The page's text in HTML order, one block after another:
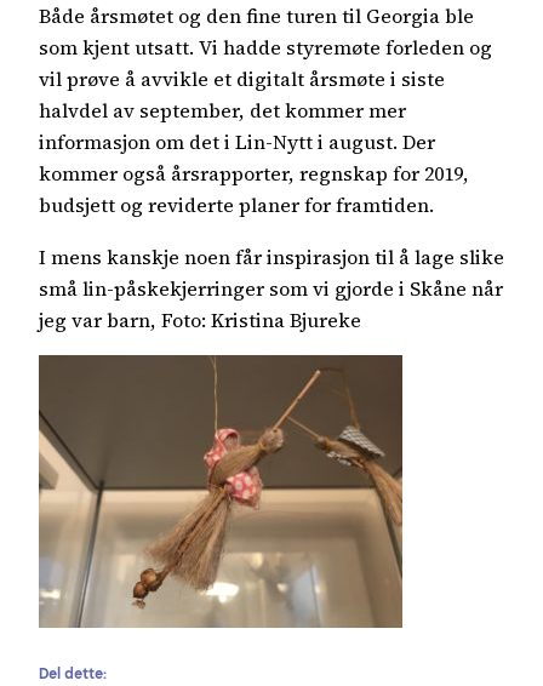
Både årsmøtet og den fine turen til Georgia ble
som kjent utsatt. Vi hadde styremøte forleden og
vil prøve å avvikle et digitalt årsmøte i siste
halvdel av september, det kommer mer
informasjon om det i Lin-Nytt i august. Der
kommer også årsrapporter, regnskap for 2019,
budsjett og reviderte planer for framtiden.
I mens kanskje noen får inspirasjon til å lage slike
små lin-påskekjerringer som vi gjorde i Skåne når
jeg var barn, Foto: Kristina Bjureke
Del dette: